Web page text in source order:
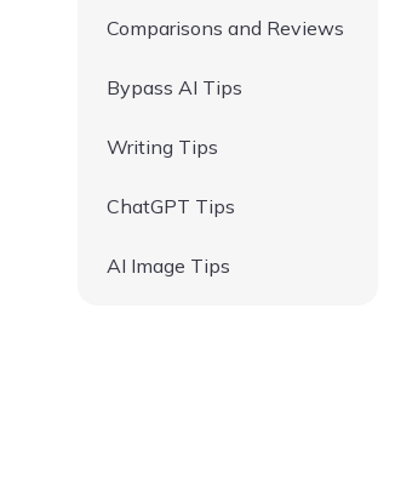
Comparisons and Reviews
Bypass AI Tips
Writing Tips
ChatGPT Tips
AI Image Tips